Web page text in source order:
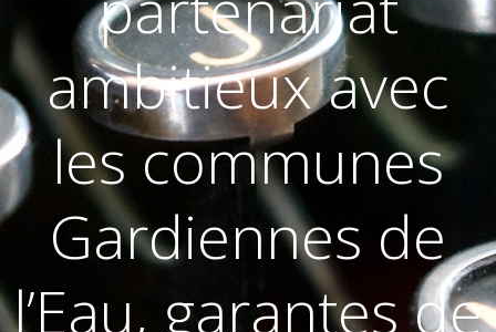
ambitieux avec
les communes
Gardiennes de
l’Eau, garantes de